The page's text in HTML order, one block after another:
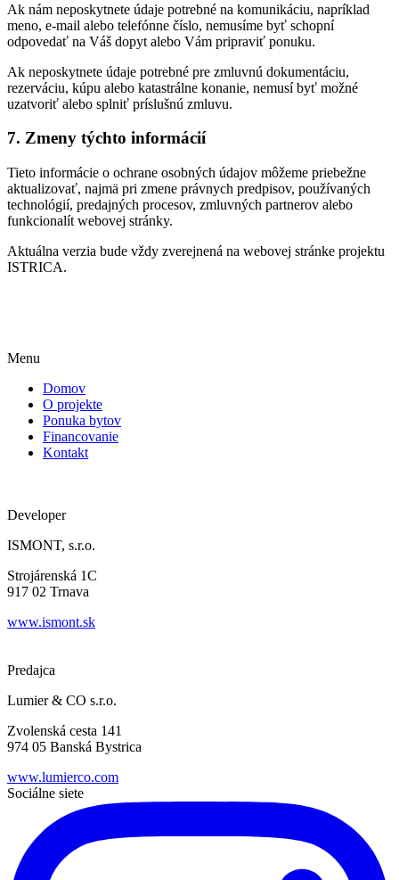
Ak nám neposkytnete údaje potrebné na komunikáciu, napríklad
meno, e-mail alebo telefónne číslo, nemusíme byť schopní
odpovedať na Váš dopyt alebo Vám pripraviť ponuku.
Ak neposkytnete údaje potrebné pre zmluvnú dokumentáciu,
rezerváciu, kúpu alebo katastrálne konanie, nemusí byť možné
uzatvoriť alebo splniť príslušnú zmluvu.
7. Zmeny týchto informácií
Tieto informácie o ochrane osobných údajov môžeme priebežne
aktualizovať, najmä pri zmene právnych predpisov, používaných
technológií, predajných procesov, zmluvných partnerov alebo
funkcionalít webovej stránky.
Aktuálna verzia bude vždy zverejnená na webovej stránke projektu
ISTRICA.
Menu
Domov
O projekte
Ponuka bytov
Financovanie
Kontakt
Developer
ISMONT, s.r.o.
Strojárenská 1C
917 02 Trnava
www.ismont.sk
Predajca
Lumier & CO s.r.o.
Zvolenská cesta 141
974 05 Banská Bystrica
www.lumierco.com
Sociálne siete